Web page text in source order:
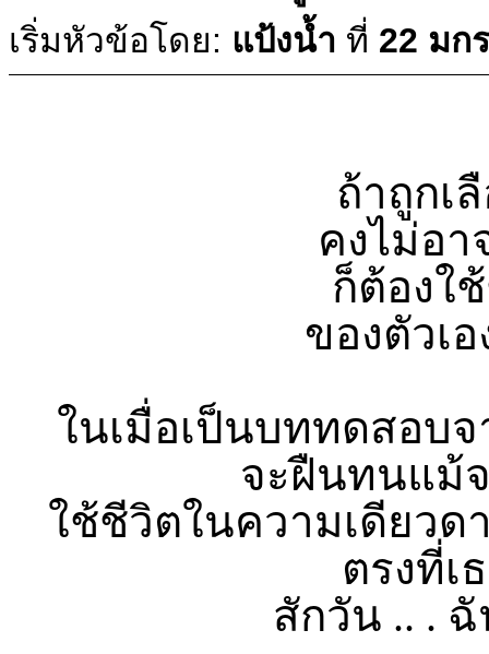
เริ่มหัวข้อโดย: แป้งน้ำ ที่ 22 มก
ถ้าถูกเ
คงไม่อา
ก็ต้องใ
ของตัวเ
ในเมื่อเป็นบททดสอบ
จะฝืนทนแม้
ใช้ชีวิตในความเดียวด
ตรงที่เ
สักวัน .. .